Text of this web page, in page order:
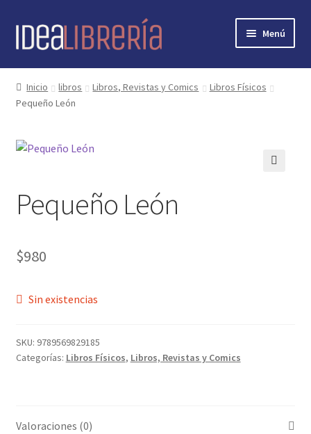
Ir
Ir
Menú
Inicio
contacto
libros
nosotros
novedades
Inicio libros Libros, Revistas y Comics
Libros Físicos
Pequeño León
Pequeño León
$980
Sin existencias
SKU: 9789569829185
Categorías: Libros Físicos, Libros, Revistas y Comics
Valoraciones (0)